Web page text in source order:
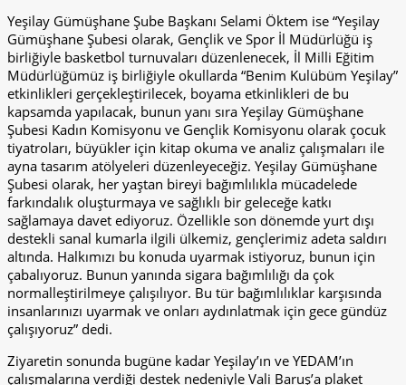
Yeşilay Gümüşhane Şube Başkanı Selami Öktem ise “Yeşilay
Gümüşhane Şubesi olarak, Gençlik ve Spor İl Müdürlüğü iş
birliğiyle basketbol turnuvaları düzenlenecek, İl Milli Eğitim
Müdürlüğümüz iş birliğiyle okullarda “Benim Kulübüm Yeşilay”
etkinlikleri gerçekleştirilecek, boyama etkinlikleri de bu
kapsamda yapılacak, bunun yanı sıra Yeşilay Gümüşhane
Şubesi Kadın Komisyonu ve Gençlik Komisyonu olarak çocuk
tiyatroları, büyükler için kitap okuma ve analiz çalışmaları ile
ayna tasarım atölyeleri düzenleyeceğiz. Yeşilay Gümüşhane
Şubesi olarak, her yaştan bireyi bağımlılıkla mücadelede
farkındalık oluşturmaya ve sağlıklı bir geleceğe katkı
sağlamaya davet ediyoruz. Özellikle son dönemde yurt dışı
destekli sanal kumarla ilgili ülkemiz, gençlerimiz adeta saldırı
altında. Halkımızı bu konuda uyarmak istiyoruz, bunun için
çabalıyoruz. Bunun yanında sigara bağımlılığı da çok
normalleştirilmeye çalışılıyor. Bu tür bağımlılıklar karşısında
insanlarınızı uyarmak ve onları aydınlatmak için gece gündüz
çalışıyoruz” dedi.
Ziyaretin sonunda bugüne kadar Yeşilay’ın ve YEDAM’ın
çalışmalarına verdiği destek nedeniyle Vali Baruş’a plaket